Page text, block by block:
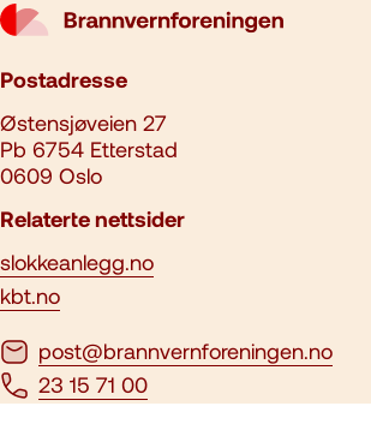
Postadresse
Østensjøveien 27
Pb 6754 Etterstad
0609 Oslo
Relaterte nettsider
slokkeanlegg.no
kbt.no
post@brannvernforeningen.no
23 15 71 00